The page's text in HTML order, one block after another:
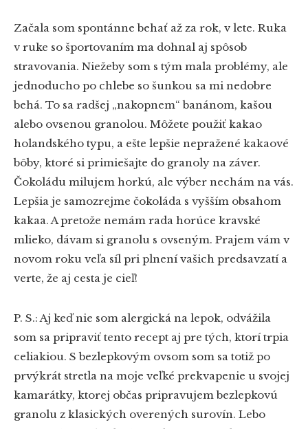
Začala som spontánne behať až za rok, v lete. Ruka
v ruke so športovaním ma dohnal aj spôsob
stravovania. Niežeby som s tým mala problémy, ale
jednoducho po chlebe so šunkou sa mi nedobre
behá. To sa radšej „nakopnem“ banánom, kašou
alebo ovsenou granolou. Môžete použiť kakao
holandského typu, a ešte lepšie nepražené kakaové
bôby, ktoré si primiešajte do granoly na záver.
Čokoládu milujem horkú, ale výber nechám na vás.
Lepšia je samozrejme čokoláda s vyšším obsahom
kakaa. A pretože nemám rada horúce kravské
mlieko, dávam si granolu s ovseným. Prajem vám v
novom roku veľa síl pri plnení vašich predsavzatí a
verte, že aj cesta je cieľ!
P. S.: Aj keď nie som alergická na lepok, odvážila
som sa pripraviť tento recept aj pre tých, ktorí trpia
celiakiou. S bezlepkovým ovsom som sa totiž po
prvýkrát stretla na moje veľké prekvapenie u svojej
kamarátky, ktorej občas pripravujem bezlepkovú
granolu z klasických overených surovín. Lebo